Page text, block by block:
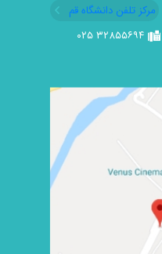
مرکز تلفن دانشگاه قم
۳۲۸۵۵۶۹۴ ۰۲۵